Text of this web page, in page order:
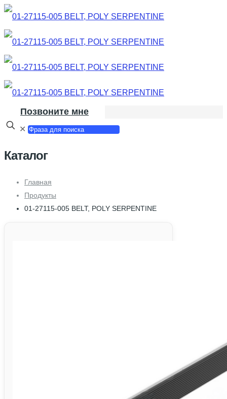
Позвоните мне
✕
Каталог
Главная
Продукты
01-27115-005 BELT, POLY SERPENTINE